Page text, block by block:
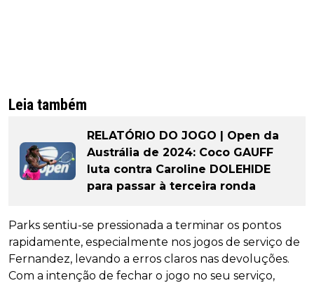
Leia também
RELATÓRIO DO JOGO | Open da
Austrália de 2024: Coco GAUFF
luta contra Caroline DOLEHIDE
para passar à terceira ronda
Parks sentiu-se pressionada a terminar os pontos
rapidamente, especialmente nos jogos de serviço de
Fernandez, levando a erros claros nas devoluções.
Com a intenção de fechar o jogo no seu serviço,